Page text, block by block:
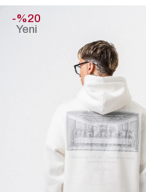
%20
Yeni